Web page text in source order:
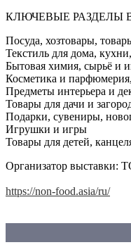
КЛЮЧЕВЫЕ РАЗДЕЛЫ
Посуда, хозтовары,
Текстиль для дома,
Бытовая химия, сырьё и
Косметика и
Предметы интерьера и
Товары для дачи и
Подарки, сувениры,
Игрушки и игры
Товары для детей,
Организатор выставки:
https://non-food.asia/ru/